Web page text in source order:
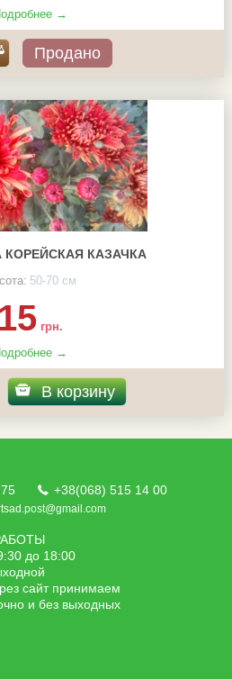
→
Продано
КОРЕЙСКАЯ КАЗАЧКА
50-70 см
15 грн.
→
В корзину
+38(068) 515 14 00
до 18:00
сайт принимаем
и без выходных